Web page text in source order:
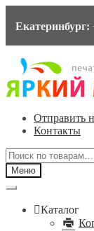
Екатеринбург:
Перейти
навигации
Перейти
содержимому
Отправить
Контакты
Искать:
Меню
Каталог